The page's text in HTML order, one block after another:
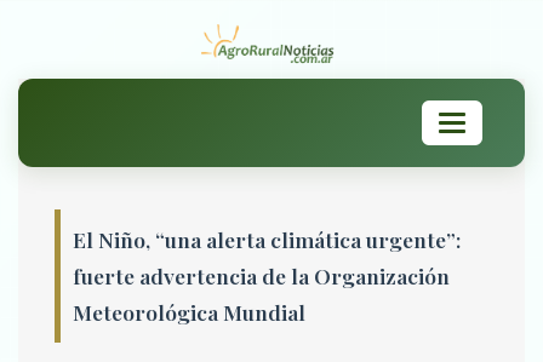
Toggle
navigation
El Niño, “una alerta climática urgente”:
fuerte advertencia de la Organización
Meteorológica Mundial